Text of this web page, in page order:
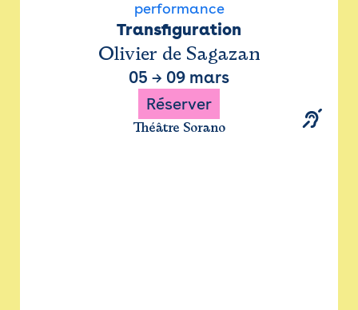
performance
Transfiguration
Olivier de Sagazan
05 → 09 mars
Réserver
Théâtre Sorano